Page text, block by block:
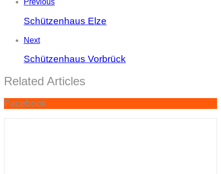
Previous
Schützenhaus Elze
Next
Schützenhaus Vorbrück
Related Articles
Facebook